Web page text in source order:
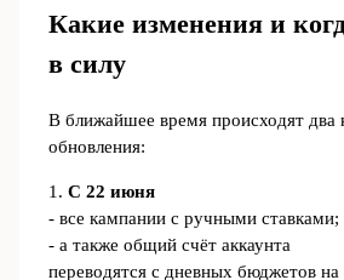
Какие изменения и
в силу
В ближайшее время происходят два
обновления:
1. С 22 июня
- все кампании с ручными ставками;
- а также общий счёт аккаунта
переводятся с дневных бюджетов на